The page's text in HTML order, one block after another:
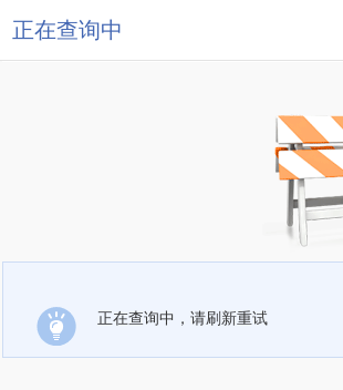
正在查询中
正在查询中，请刷新重试